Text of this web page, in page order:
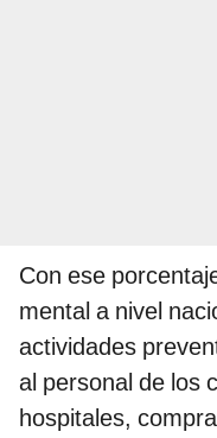
Con ese
mental a nivel
actividades
al personal de los
hospitales,